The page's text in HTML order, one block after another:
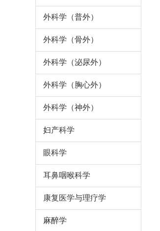
外科学（普外）
外科学（骨外）
外科学（泌尿外）
外科学（胸心外）
外科学（神外）
妇产科学
眼科学
耳鼻咽喉科学
康复医学与理疗学
麻醉学